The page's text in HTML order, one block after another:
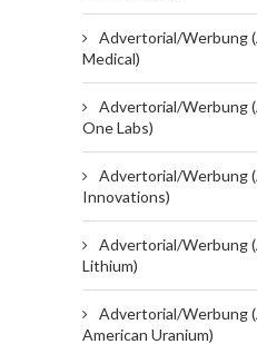
Advertorial/Werbung
Medical)
Advertorial/Werbung
One Labs)
Advertorial/Werbung
Innovations)
Advertorial/Werbung
Lithium)
Advertorial/Werbung
American Uranium)